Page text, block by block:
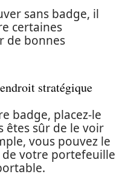
sans badge, il
certaines
de bonnes
stratégique
badge, placez-le
êtes sûr de le voir
vous pouvez le
de votre portefeuille